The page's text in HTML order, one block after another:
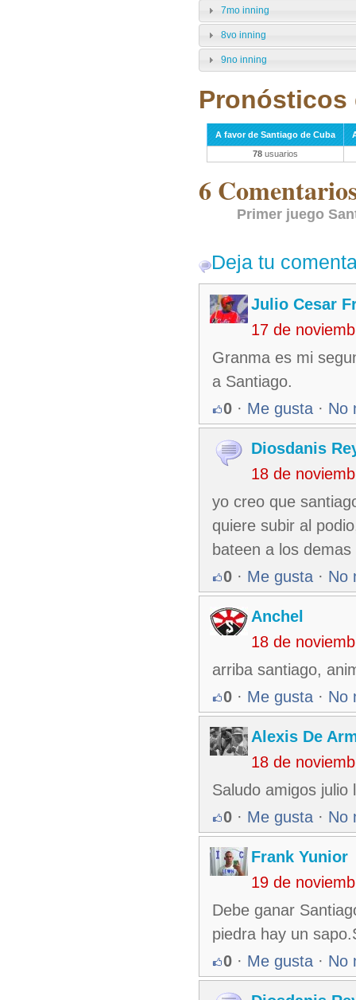
7mo inning
8vo inning
9no inning
Pronósticos
A favor de Santiago de Cuba
78 usuarios
6
Primer juego
Deja tu
Julio Cesar
17 de
Granma es mi
a Santiago.
0 · Me gusta · No
Diosdanis
18 de
yo creo que
quiere subir al
bateen a los
0 · Me gusta · No
Anchel
18 de
arriba santiago,
0 · Me gusta · No
Alexis De
18 de
Saludo amigos julio
0 · Me gusta · No
Frank Yunior
19 de
Debe ganar
piedra hay un
0 · Me gusta · No